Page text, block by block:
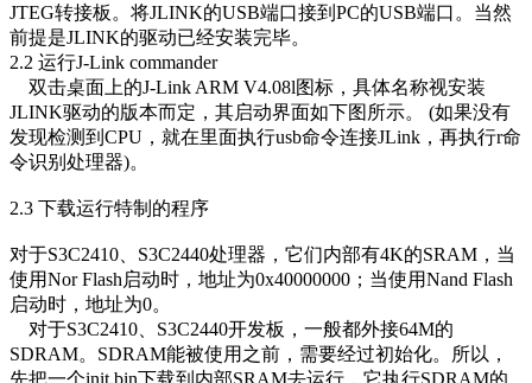
JTEG转接板。将JLINK的USB端口接到PC的USB端口。当然
前提是JLINK的驱动已经安装完毕。
2.2 运行J-Link commander
双击桌面上的J-Link ARM V4.08l图标，具体名称视安装
JLINK驱动的版本而定，其启动界面如下图所示。 (如果没有
发现检测到CPU，就在里面执行usb命令连接JLink，再执行r命
令识别处理器)。
2.3 下载运行特制的程序
对于S3C2410、S3C2440处理器，它们内部有4K的SRAM，当
使用Nor Flash启动时，地址为0x40000000；当使用Nand Flash
启动时，地址为0。
对于S3C2410、S3C2440开发板，一般都外接64M的
SDRAM。SDRAM能被使用之前，需要经过初始化。所以，
先把一个init.bin下载到内部SRAM去运行，它执行SDRAM的